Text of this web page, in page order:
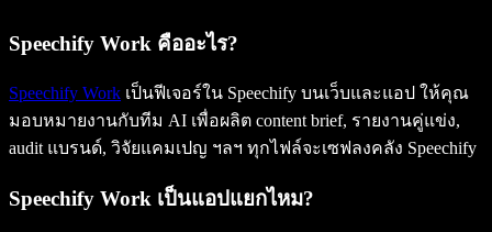
Speechify Work คืออะไร?
Speechify Work เป็นฟีเจอร์ใน Speechify บนเว็บและแอป ให้คุณ
มอบหมายงานกับทีม AI เพื่อผลิต content brief, รายงานคู่แข่ง,
audit แบรนด์, วิจัยแคมเปญ ฯลฯ ทุกไฟล์จะเซฟลงคลัง Speechify
Speechify Work เป็นแอปแยกไหม?